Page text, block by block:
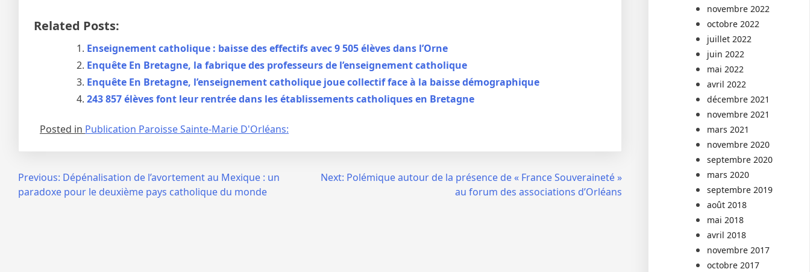
Related Posts:
Enseignement catholique : baisse des effectifs avec 9 505 élèves dans l’Orne
Enquête En Bretagne, la fabrique des professeurs de l’enseignement catholique
Enquête En Bretagne, l’enseignement catholique joue collectif face à la baisse démographique
243 857 élèves font leur rentrée dans les établissements catholiques en Bretagne
Posted in Publication Paroisse Sainte-Marie D'Orléans:
Navigation
Previous: Dépénalisation de l’avortement au Mexique : un
paradoxe pour le deuxième pays catholique du monde
Next: Polémique autour de la présence de « France Souveraineté »
au forum des associations d’Orléans
novembre 2022
octobre 2022
juillet 2022
juin 2022
mai 2022
avril 2022
décembre 2021
novembre 2021
mars 2021
novembre 2020
septembre 2020
mars 2020
septembre 2019
août 2018
mai 2018
avril 2018
novembre 2017
octobre 2017